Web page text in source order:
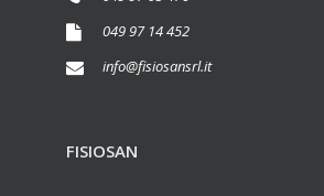
049 97 14 452
info@fisiosansrl.it
FISIOSAN